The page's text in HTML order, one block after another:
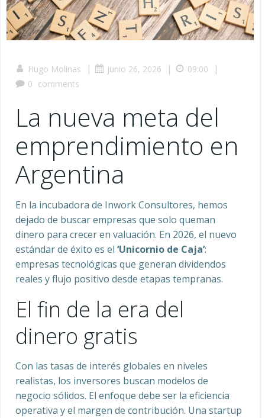
Hugo Molinas | junio 26, 2026 | 09:00 |
0 comments
La nueva meta del
emprendimiento en
Argentina
En la incubadora de Inwork Consultores, hemos
dejado de buscar empresas que solo queman
dinero para crecer en valuación. En 2026, el nuevo
estándar de éxito es el ‘Unicornio de Caja’:
empresas tecnológicas que generan dividendos
reales y flujo positivo desde etapas tempranas.
El fin de la era del
dinero gratis
Con las tasas de interés globales en niveles
realistas, los inversores buscan modelos de
negocio sólidos. El enfoque debe ser la eficiencia
operativa y el margen de contribución. Una startup